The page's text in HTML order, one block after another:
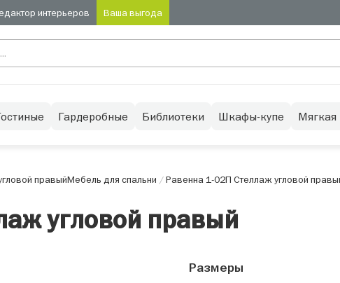
интерьеров Ваша выгода
Гардеробные Библиотеки Шкафы-купе Мягкая
правыйМебель для спальни /Равенна 1-02П Стеллаж угловой
угловой правый
Размеры